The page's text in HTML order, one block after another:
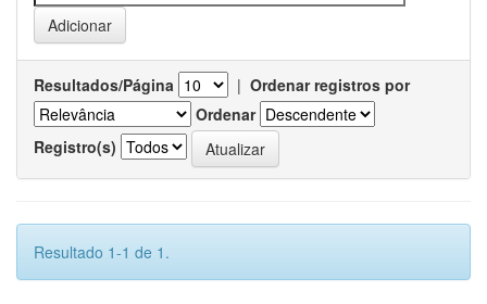
Resultados/Página | Ordenar registros por
Ordenar
Registro(s)
Resultado 1-1 de 1.